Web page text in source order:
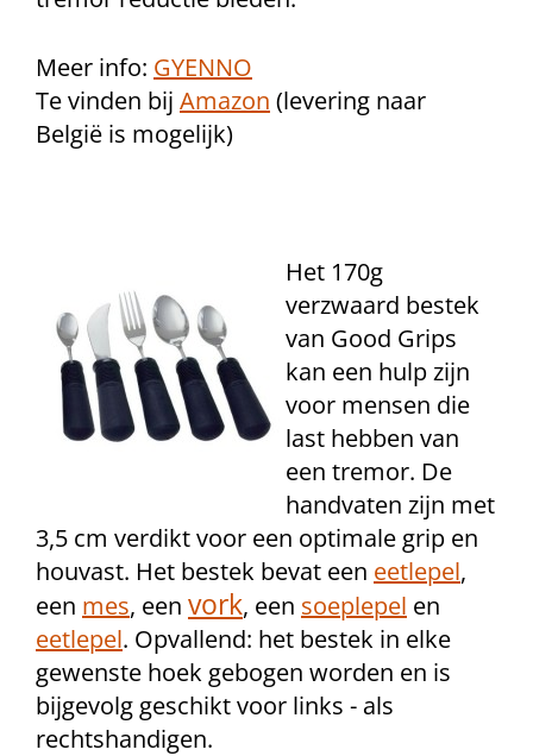
Meer info: GYENNO
Te vinden bij Amazon (levering naar
België is mogelijk)
Het 170g
verzwaard bestek
van Good Grips
kan een hulp zijn
voor mensen die
last hebben van
een tremor. De
handvaten zijn met
3,5 cm verdikt voor een optimale grip en
houvast. Het bestek bevat een eetlepel,
een mes, een vork, een soeplepel en
eetlepel. Opvallend: het bestek in elke
gewenste hoek gebogen worden en is
bijgevolg geschikt voor links - als
rechtshandigen.